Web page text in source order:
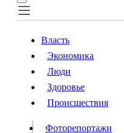
Власть
Происшествия
Видео
Власть
Экономика
Люди
Здоровье
Происшествия
Фоторепортажи